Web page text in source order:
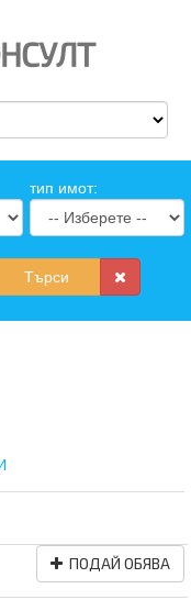
тип имот:
Търси
ПОДАЙ ОБЯВА